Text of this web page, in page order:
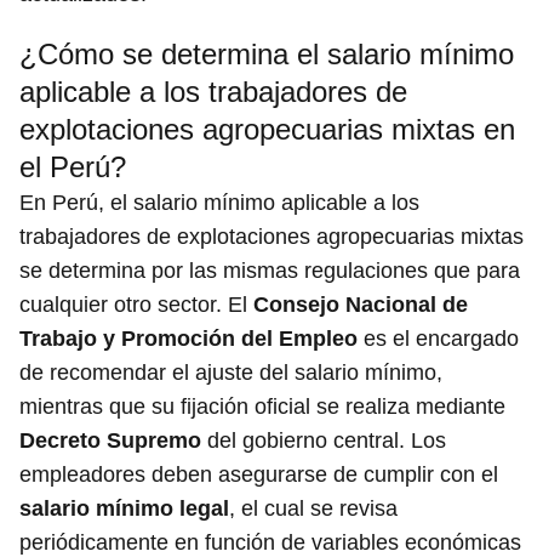
¿Cómo se determina el salario mínimo
aplicable a los trabajadores de
explotaciones agropecuarias mixtas en
el Perú?
En Perú, el salario mínimo aplicable a los
trabajadores de explotaciones agropecuarias mixtas
se determina por las mismas regulaciones que para
cualquier otro sector. El Consejo Nacional de
Trabajo y Promoción del Empleo es el encargado
de recomendar el ajuste del salario mínimo,
mientras que su fijación oficial se realiza mediante
Decreto Supremo del gobierno central. Los
empleadores deben asegurarse de cumplir con el
salario mínimo legal , el cual se revisa
periódicamente en función de variables económicas